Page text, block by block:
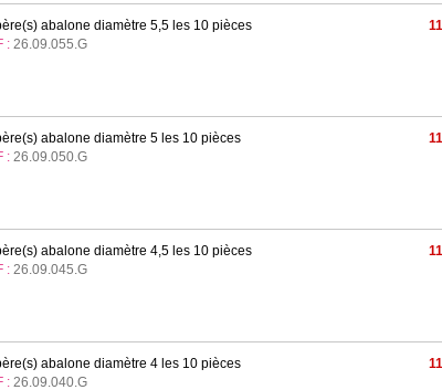
abalone diamètre 5,5 les 10 pièces
: 26.09.055.G
abalone diamètre 5 les 10 pièces
: 26.09.050.G
abalone diamètre 4,5 les 10 pièces
: 26.09.045.G
abalone diamètre 4 les 10 pièces
: 26.09.040.G